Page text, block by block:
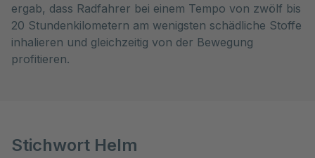
ergab, dass Radfahrer bei einem Tempo von zwölf bis
20 Stundenkilometern am wenigsten schädliche Stoffe
inhalieren und gleichzeitig von der Bewegung
profitieren.
Stichwort Helm